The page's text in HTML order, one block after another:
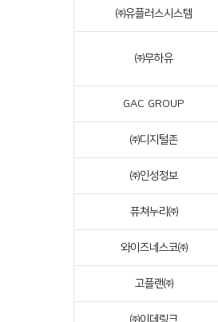
㈜유플러스시스템
㈜무하유
GAC GROUP
㈜디지털존
㈜인성정보
퓨쳐누리㈜
와이즈네스코㈜
고플랜㈜